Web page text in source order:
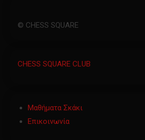
© CHESS SQUARE
CHESS SQUARE CLUB
Μαθήματα Σκάκι
Επικοινωνία